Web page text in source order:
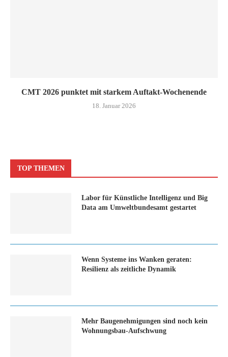
CMT 2026 punktet mit starkem Auftakt-Wochenende
18. Januar 2026
TOP THEMEN
Labor für Künstliche Intelligenz und Big
Data am Umweltbundesamt gestartet
Wenn Systeme ins Wanken geraten:
Resilienz als zeitliche Dynamik
Mehr Baugenehmigungen sind noch kein
Wohnungsbau-Aufschwung